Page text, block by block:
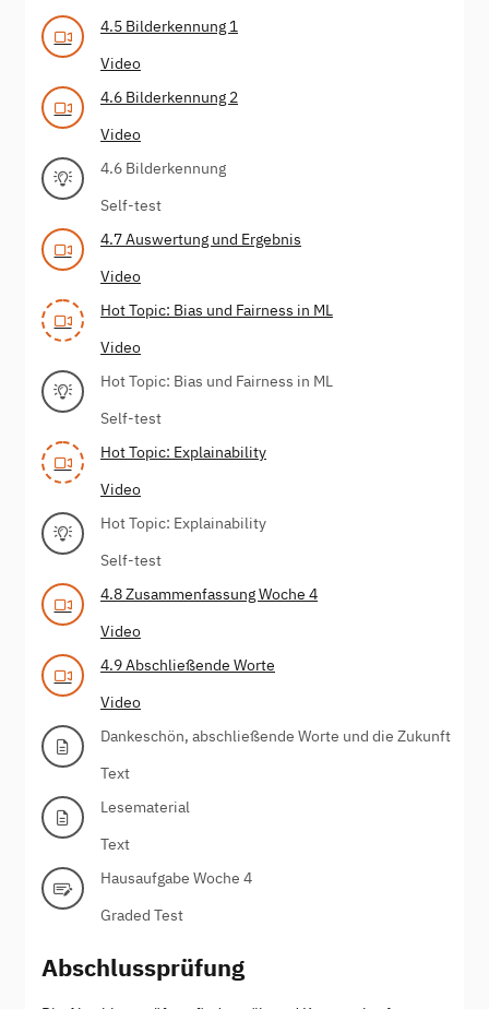
4.5 Bilderkennung 1
Video
4.6 Bilderkennung 2
Video
4.6 Bilderkennung
Self-test
4.7 Auswertung und Ergebnis
Video
Hot Topic: Bias und Fairness in ML
Video
Hot Topic: Bias und Fairness in ML
Self-test
Hot Topic: Explainability
Video
Hot Topic: Explainability
Self-test
4.8 Zusammenfassung Woche 4
Video
4.9 Abschließende Worte
Video
Dankeschön, abschließende Worte und die Zukunft
Text
Lesematerial
Text
Hausaufgabe Woche 4
Graded Test
Abschlussprüfung